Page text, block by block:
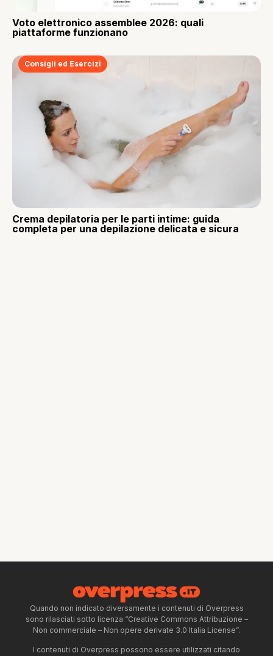
Voto elettronico assemblee 2026: quali
piattaforme funzionano
Consigli ed Esercizi
Crema depilatoria per le parti intime: guida
completa per una depilazione delicata e sicura
Quando non indicato diversamente i contenuti di Overpress
sono rilasciati sotto licenza “Creative Commons Attribuzione –
Non commerciale – Non opere derivate 3.0 Italia License”.
I contenuti di Overpress possono essere utilizzati citando